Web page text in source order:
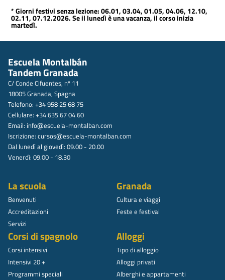
* Giorni festivi senza lezione: 06.01, 03.04, 01.05, 04.06, 12.10,
02.11, 07.12.2026. Se il lunedì è una vacanza, il corso inizia
martedì.
Escuela Montalbán
Tandem Granada
C/ Conde Cifuentes, nº 11
18005 Granada, Spagna
Telefono: +34 958 25 68 75
Cellulare: +34 635 67 04 60
Email: info@escuela-montalban.com
Iscrizione: cursos@escuela-montalban.com
Dal lunedì al giovedì: 09.00 - 20.00
Venerdì: 09.00 - 18.30
La scuola
Benvenuti
Accreditazioni
Servizi
Granada
Cultura e viaggi
Feste e festival
Corsi di spagnolo
Corsi intensivi
Intensivi 20 +
Programmi speciali
Alloggi
Tipo di alloggio
Alloggi privati
Alberghi e appartamenti